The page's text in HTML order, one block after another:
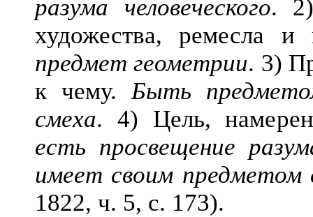
разума человеческого.
художества, ремесла
предмет геометрии. 3)
к чему. Быть
смеха. 4) Цель,
есть просвещение
имеет своим предметом
1822, ч. 5, с. 173).